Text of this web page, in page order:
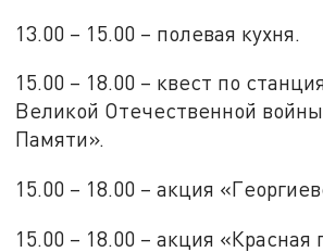
13.00 – 15.00 – полевая кухня.
15.00 – 18.00 – квест по
Великой Отечественной
Памяти».
15.00 – 18.00 – акция
15.00 – 18.00 – акция «Красная